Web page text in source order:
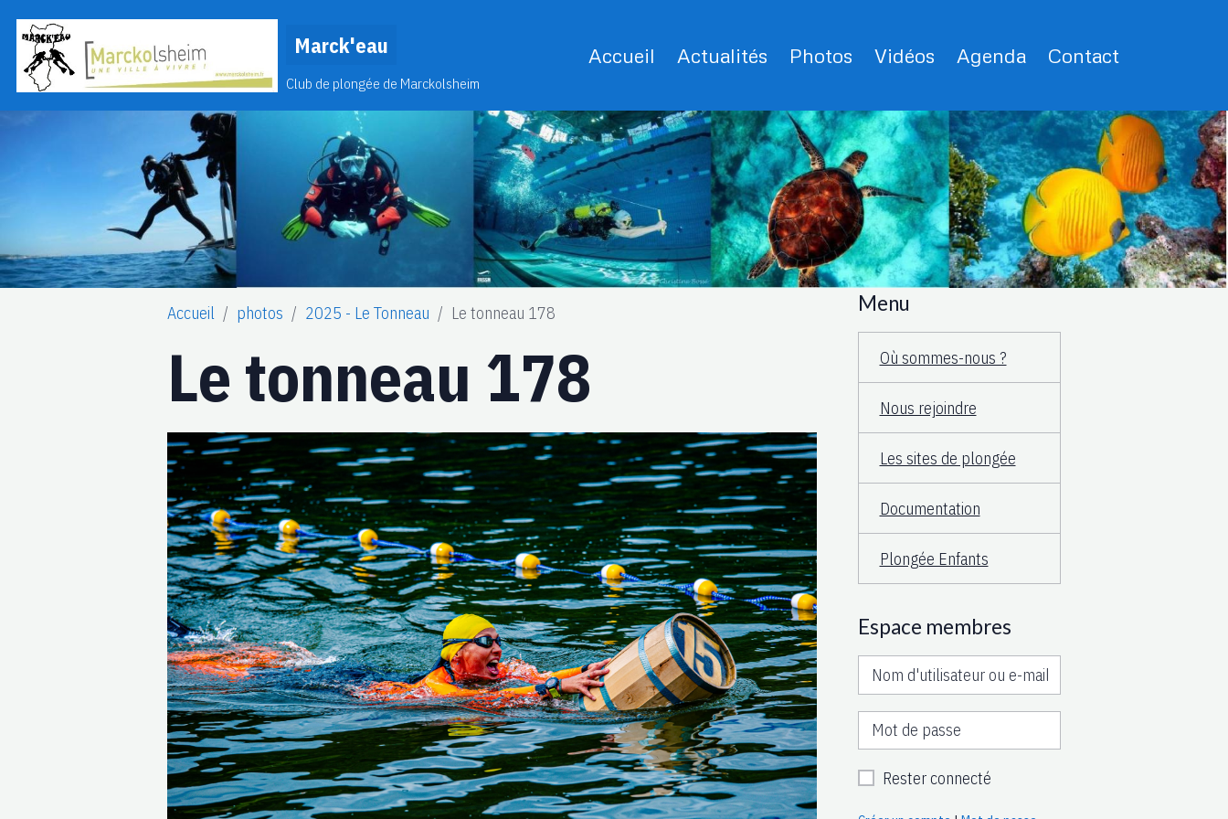
Marck'eau
Club de plongée de Marckolsheim
Accueil Actualités Photos Vidéos Agenda Contact
Accueil photos 2025 - Le Tonneau Le tonneau 178
Le tonneau 178
Menu
Où sommes-nous ?
Nous rejoindre
Les sites de plongée
Documentation
Plongée Enfants
Espace membres
Rester connecté